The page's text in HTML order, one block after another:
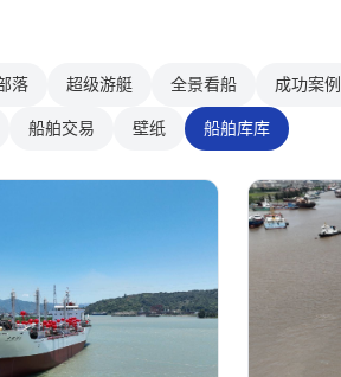
落 超级游艇 全景看船 成功案例
船舶交易 壁纸 船舶库库